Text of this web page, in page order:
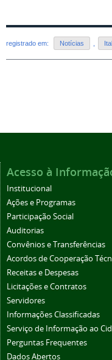
registrado em: Notícias
Acesso à
Institucional
Ações e Programas
Participação Social
Auditorias
Convênios e Transferências
Acordos de Cooperação
Receitas e Despesas
Licitações e Contratos
Servidores
Informações Classificadas
Serviço de Informação ao
Perguntas Frequentes
Dados Abertos